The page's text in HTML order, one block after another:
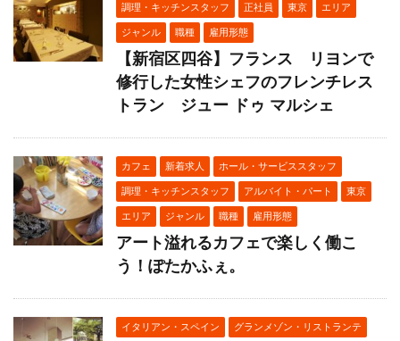
調理・キッチンスタッフ 正社員 東京 エリア
ジャンル 職種 雇用形態
【新宿区四谷】フランス リヨンで
修行した女性シェフのフレンチレス
トラン ジュー ドゥ マルシェ
カフェ 新着求人 ホール・サービススタッフ
調理・キッチンスタッフ アルバイト・パート 東京
エリア ジャンル 職種 雇用形態
アート溢れるカフェで楽しく働こ
う！ぽたかふぇ。
イタリアン・スペイン グランメゾン・リストランテ